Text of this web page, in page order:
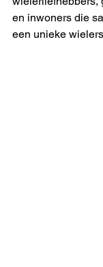
en inwoners die
een unieke